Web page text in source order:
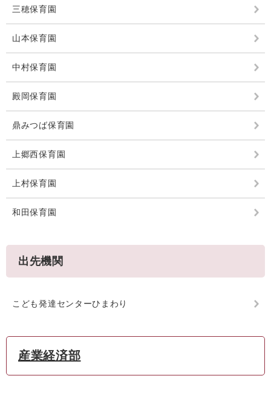
三穂保育園
山本保育園
中村保育園
殿岡保育園
鼎みつば保育園
上郷西保育園
上村保育園
和田保育園
出先機関
こども発達センターひまわり
産業経済部